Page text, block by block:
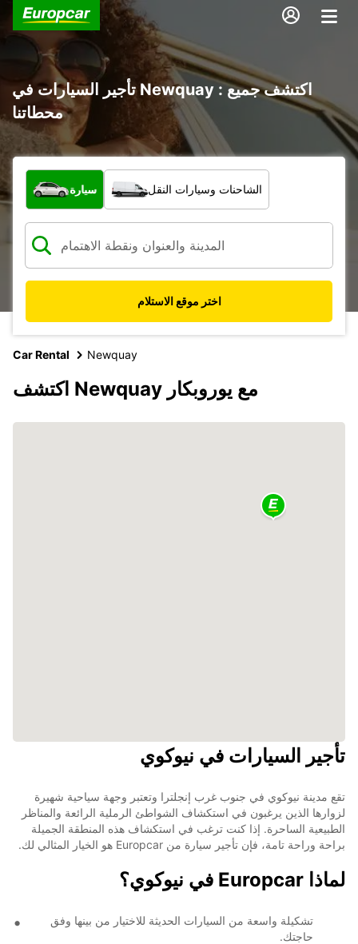
تأجير السيارات في Newquay : اكتشف جميع
محطاتنا
ما نوع المركبة؟
سيارة الشاحنات وسيارات النقل
اختر موقع الاستلام
Car Rental Newquay
اكتشف Newquay مع يوروبكار
تأجير السيارات في نيوكوي
تقع مدينة نيوكوي في جنوب غرب إنجلترا وتعتبر وجهة سياحية شهيرة
لزوارها الذين يرغبون في استكشاف الشواطئ الرملية الرائعة والمناظر
الطبيعية الساحرة. إذا كنت ترغب في استكشاف هذه المنطقة الجميلة
براحة وراحة تامة، فإن تأجير سيارة من Europcar هو الخيار المثالي لك.
لماذا Europcar في نيوكوي؟
تشكيلة واسعة من السيارات الحديثة للاختيار من بينها وفق
حاجتك.